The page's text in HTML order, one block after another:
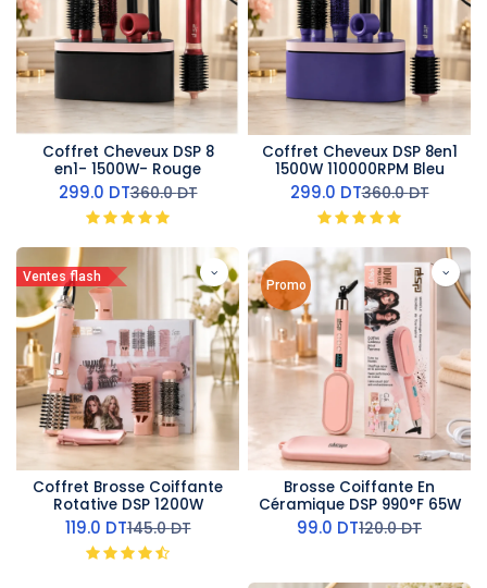
Coffret Cheveux DSP 8
en1- 1500W- Rouge
299.0 DT360.0DT
Coffret Cheveux DSP 8en1
1500W 110000RPM Bleu
299.0 DT360.0DT
Ventes flash
Coffret Brosse Coiffante
Rotative DSP 1200W
119.0 DT145.0DT
Promo
Brosse Coiffante En
Céramique DSP 990°F 65W
99.0 DT120.0DT